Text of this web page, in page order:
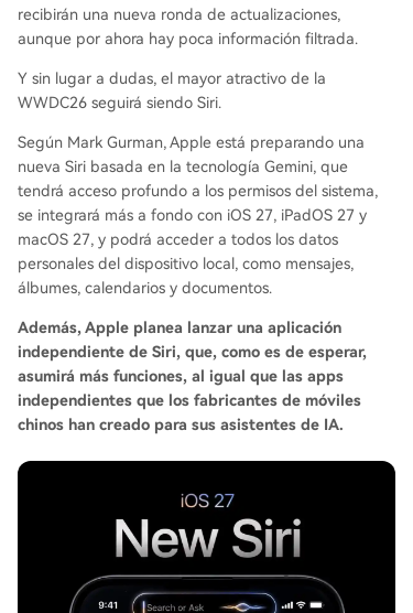
recibirán una nueva ronda de actualizaciones,
aunque por ahora hay poca información filtrada.
Y sin lugar a dudas, el mayor atractivo de la
WWDC26 seguirá siendo Siri.
Según Mark Gurman, Apple está preparando una
nueva Siri basada en la tecnología Gemini, que
tendrá acceso profundo a los permisos del sistema,
se integrará más a fondo con iOS 27, iPadOS 27 y
macOS 27, y podrá acceder a todos los datos
personales del dispositivo local, como mensajes,
álbumes, calendarios y documentos.
Además, Apple planea lanzar una aplicación
independiente de Siri, que, como es de esperar,
asumirá más funciones, al igual que las apps
independientes que los fabricantes de móviles
chinos han creado para sus asistentes de IA.